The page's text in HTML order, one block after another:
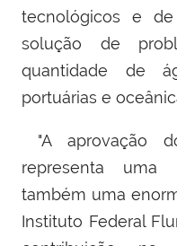
tecnológicos e
solução de
quantidade de
portuárias e
"A aprovação
representa uma
também uma
Instituto Federal